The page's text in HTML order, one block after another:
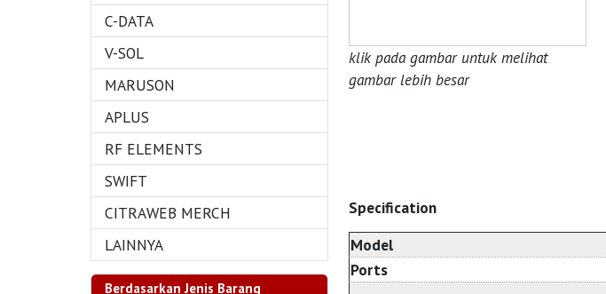
C-DATA
V-SOL
MARUSON
APLUS
RF ELEMENTS
SWIFT
CITRAWEB MERCH
LAINNYA
Berdasarkan Jenis Barang
klik pada gambar untuk melihat
gambar lebih besar
Specification
Model
Ports